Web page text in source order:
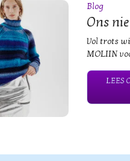
Blog
Ons
Vol trots
MOLIIN
LEES